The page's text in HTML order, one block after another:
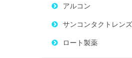
アルコン
サンコンタクトレンズ
ロート製薬